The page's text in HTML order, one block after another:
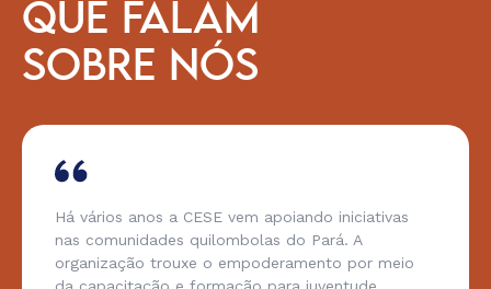
QUE FALAM
SOBRE NÓS
Há vários anos a CESE vem apoiando iniciativas
nas comunidades quilombolas do Pará. A
organização trouxe o empoderamento por meio